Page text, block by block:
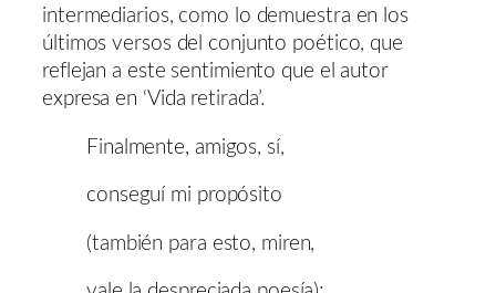
intermediarios, como lo demuestra en los
últimos versos del conjunto poético, que
reflejan a este sentimiento que el autor
expresa en ‘Vida retirada’.
Finalmente, amigos, sí,
conseguí mi propósito
(también para esto, miren,